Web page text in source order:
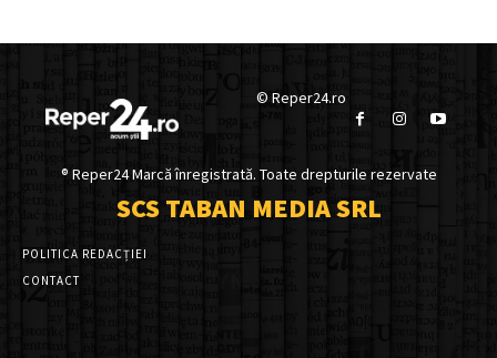
© Reper24.ro
® Reper24 Marcă înregistrată. Toate drepturile rezervate
SCS TABAN MEDIA SRL
POLITICA REDACȚIEI
CONTACT